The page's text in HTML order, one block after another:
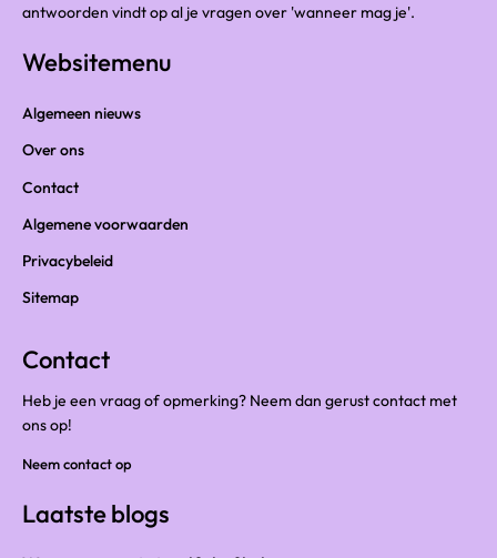
antwoorden vindt op al je vragen over 'wanneer mag je'.
Websitemenu
Algemeen nieuws
Over ons
Contact
Algemene voorwaarden
Privacybeleid
Sitemap
Contact
Heb je een vraag of opmerking? Neem dan gerust contact met
ons op!
Neem contact op
Laatste blogs